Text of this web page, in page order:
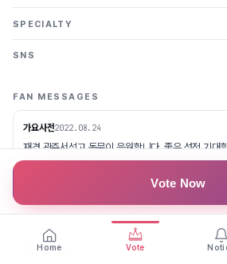
SPECIALTY
SNS
FAN MESSAGES
가요사전2022.08.24
재경 광주서석고 동문이 응원합니다. 좋은 성적 기대
광주 서석고 재경 동문도 응원합니다
왕도크마스터
Vote Now
Home Vote